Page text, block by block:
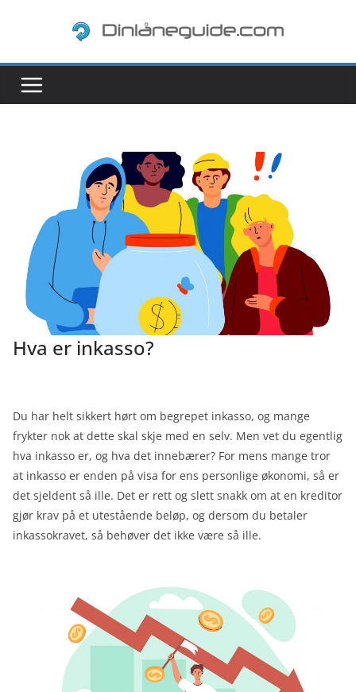
Hva er inkasso?
Du har helt sikkert hørt om begrepet inkasso, og mange
frykter nok at dette skal skje med en selv. Men vet du egentlig
hva inkasso er, og hva det innebærer? For mens mange tror
at inkasso er enden på visa for ens personlige økonomi, så er
det sjeldent så ille. Det er rett og slett snakk om at en kreditor
gjør krav på et utestående beløp, og dersom du betaler
inkassokravet, så behøver det ikke være så ille.